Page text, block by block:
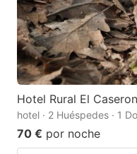
Hotel Rural El
hotel · 2 Huéspedes · 1
70 € por noche